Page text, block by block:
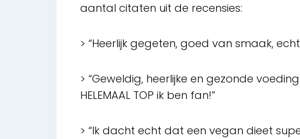
aantal citaten uit de recensies:
> “Heerlijk gegeten, goed van smaak,
> “Geweldig, heerlijke en gezonde
HELEMAAL TOP ik ben fan!”
> “Ik dacht echt dat een vegan dieet